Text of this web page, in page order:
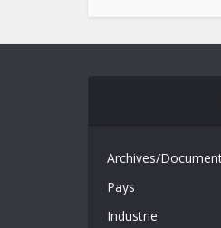
Archives/
Pays
Industrie